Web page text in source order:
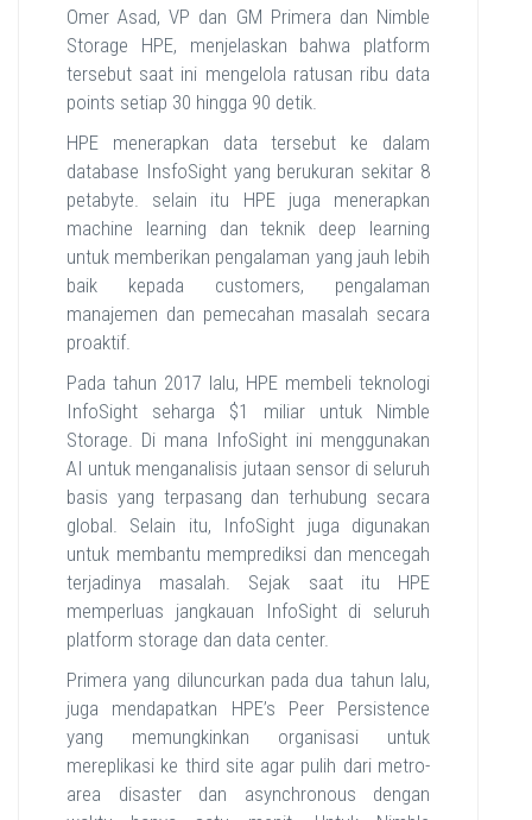
Omer Asad, VP dan GM Primera dan Nimble
Storage HPE, menjelaskan bahwa platform
tersebut saat ini mengelola ratusan ribu data
points setiap 30 hingga 90 detik.
HPE menerapkan data tersebut ke dalam
database InsfoSight yang berukuran sekitar 8
petabyte. selain itu HPE juga menerapkan
machine learning dan teknik deep learning
untuk memberikan pengalaman yang jauh lebih
baik kepada customers, pengalaman
manajemen dan pemecahan masalah secara
proaktif.
Pada tahun 2017 lalu, HPE membeli teknologi
InfoSight seharga $1 miliar untuk Nimble
Storage. Di mana InfoSight ini menggunakan
AI untuk menganalisis jutaan sensor di seluruh
basis yang terpasang dan terhubung secara
global. Selain itu, InfoSight juga digunakan
untuk membantu memprediksi dan mencegah
terjadinya masalah. Sejak saat itu HPE
memperluas jangkauan InfoSight di seluruh
platform storage dan data center.
Primera yang diluncurkan pada dua tahun lalu,
juga mendapatkan HPE’s Peer Persistence
yang memungkinkan organisasi untuk
mereplikasi ke third site agar pulih dari metro-
area disaster dan asynchronous dengan